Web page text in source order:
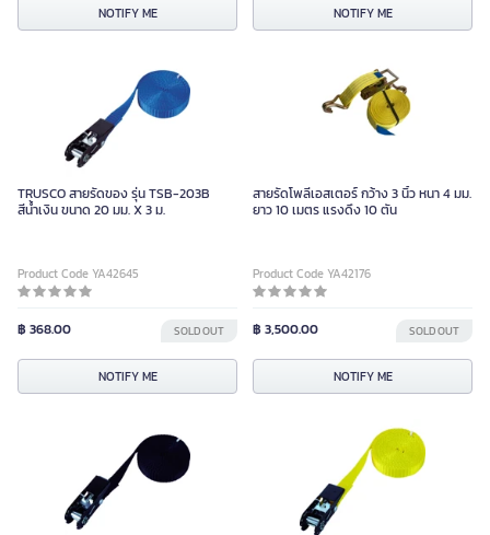
NOTIFY ME NOTIFY ME
TRUSCO สายรัดของ รุ่น TSB-203B
สีน้ำเงิน ขนาด 20 มม. X 3 ม.
Product Code YA42645
฿ 368.00 SOLD OUT
NOTIFY ME
สายรัดโพลีเอสเตอร์ กว้าง 3 นิ้ว หนา 4 มม.
ยาว 10 เมตร แรงดึง 10 ตัน
Product Code YA42176
฿ 3,500.00 SOLD OUT
NOTIFY ME